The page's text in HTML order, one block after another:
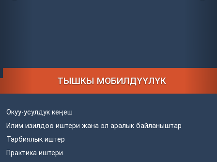
ТЫШКЫ МОБИЛДҮҮЛҮК
Окуу-усулдук кеңеш
Илим изилдөө иштери жана эл аралык байланыштар
Тарбиялык иштер
Практика иштери